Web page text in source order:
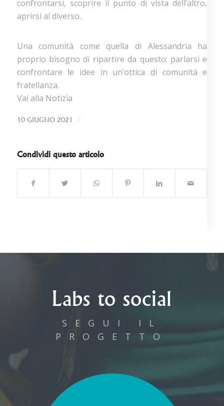
confrontarsi, scoprire il punto di vista dell’altro,
aprirsi al diverso.
Una comunità come quella di Alessandria ha
proprio bisogno di ripartire da questo: parlarsi e
confrontare le idee in un’ottica di comunità e
fratellanza.
Vai alla Notizia
10 GIUGNO 2021 /
Condividi questo articolo
Labs to social
SEGUI IL
PROGETTO